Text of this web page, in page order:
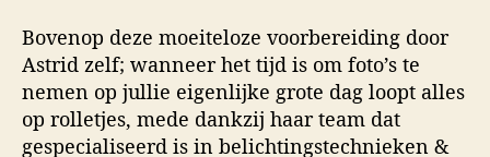
Bovenop deze moeiteloze voorbereiding door
Astrid zelf; wanneer het tijd is om foto’s te
nemen op jullie eigenlijke grote dag loopt alles
op rolletjes, mede dankzij haar team dat
gespecialiseerd is in belichtingstechnieken &